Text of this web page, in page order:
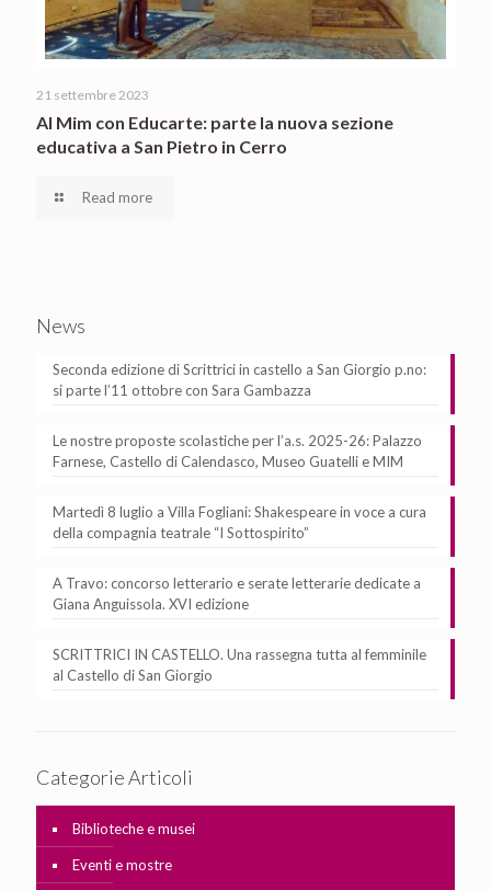
21 settembre 2023
Al Mim con Educarte: parte la nuova sezione
educativa a San Pietro in Cerro
Read more
News
Seconda edizione di Scrittrici in castello a San Giorgio p.no:
si parte l’11 ottobre con Sara Gambazza
Le nostre proposte scolastiche per l’a.s. 2025-26: Palazzo
Farnese, Castello di Calendasco, Museo Guatelli e MIM
Martedì 8 luglio a Villa Fogliani: Shakespeare in voce a cura
della compagnia teatrale “I Sottospirito”
A Travo: concorso letterario e serate letterarie dedicate a
Giana Anguissola. XVI edizione
SCRITTRICI IN CASTELLO. Una rassegna tutta al femminile
al Castello di San Giorgio
Categorie Articoli
Biblioteche e musei
Eventi e mostre